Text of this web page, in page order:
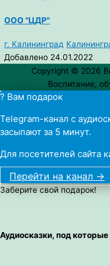
ООО "ЦДР"
г. Калининград
Добавлено 24.01.2022
Copyright © 2026
Воспитание,
? Вам подарок
Telegram-канал с
засыпают за 5 минут.
Для посетителей сайта
Перейти на канал ->
Заберите свой подарок!
Аудиосказки, под